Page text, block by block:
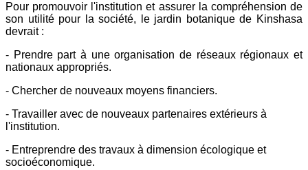
Pour promouvoir l'institution et assurer la compréhension de
son utilité pour la société, le jardin botanique de Kinshasa
devrait :
- Prendre part à une organisation de réseaux régionaux et
nationaux appropriés.
- Chercher de nouveaux moyens financiers.
- Travailler avec de nouveaux partenaires extérieurs à
l'institution.
- Entreprendre des travaux à dimension écologique et
socioéconomique.